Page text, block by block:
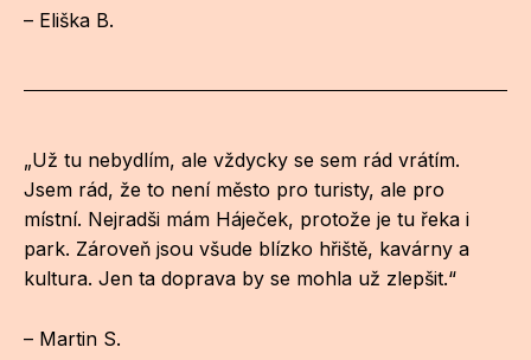
– Eliška B.
„Už tu nebydlím, ale vždycky se sem rád vrátím.
Jsem rád, že to není město pro turisty, ale pro
místní. Nejradši mám Háječek, protože je tu řeka i
park. Zároveň jsou všude blízko hřiště, kavárny a
kultura. Jen ta doprava by se mohla už zlepšit.“
– Martin S.